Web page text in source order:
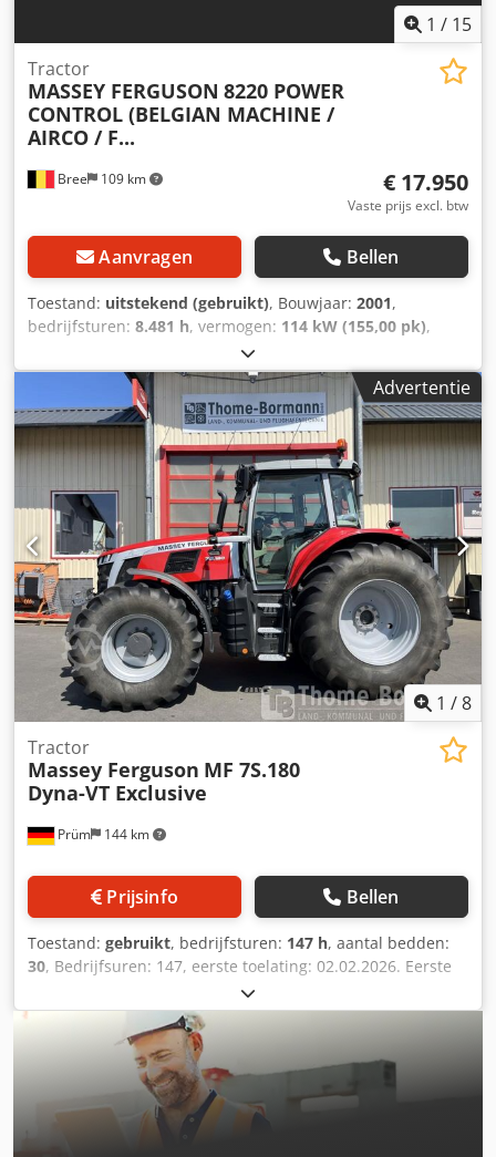
1 / 15
Bree 109 km
Tractor
MASSEY FERGUSON 8220 POWER
CONTROL (BELGIAN MACHINE /
AIRCO / F...
€ 17.950
Vaste prijs excl. btw
Aanvragen Bellen
Toestand: uitstekend (gebruikt), Bouwjaar: 2001,
bedrijfsturen: 8.481 h, vermogen: 114 kW (155,00 pk),
, brandstoftype:
registratie:05/2001, kleur:overig, Uitrusting:
airconditioning, = Aanvullende opties en accessoires = - 1
Brandstoftank - ABS - Armsteun - Dikke assen - Hydrauliek
- Naafreductie - PTO - Sper = Meer informatie = Algemene
informatie Cabine: dag Technische informatie Koppel: 663
Nm Aantal cilinders: 6 Motorinhoud: 5.998 cc Aandrijving
Aandrijving: Wiel Motor type: Perkins 1006-60TWG
Transmissie Transmissie: 32 versnellingen Credszph R
Topfx Am Ejf Asconfiguratie Bandenprofiel: 70% Remmen:
schijfremmen Vooras: Differentieelslot; Meesturend
Achteras: Dubbellucht; Differentieelslot Gewichten Ledig
gewicht: 6.700 kg Laadvermogen: 3.800 kg GVW: 10.500 kg
Functioneel Snelwisselsysteem: Ja Staat Technische staat:
zeer goed Optische staat: zeer goed
Advertentie
1 /8
Prüm 144 km
Tractor
Massey Ferguson MF 7S.180
Dyna-VT Exclusive
Prijsinfo Bellen
Toestand: gebruikt, bedrijfsturen: 147 h, aantal bedden:
30, Bedrijfsuren: 147, eerste toelating: 02.02.2026. Eerste
toelating: 02.02.2026. Bedrijfsuren: ca. 150.
Standaarduitrusting/technische gegevens: MOTOR
Maximaal vermogen 132/180 kW/pk (ISO 14396) Maximaal
vermogen met vermogensbeheer 155/210 kW/pk Maximaal
koppel 750 Nm, met vermogensbeheer 860 Nm
Geregistreerd vermogen 148 kW (ISO 14396) Maximaal
vermogen op de aftakas 114/155 kW/pk (OECD) 6 cilinders,
6,6 liter AGCO Power - 66 AWF, CR, 4V